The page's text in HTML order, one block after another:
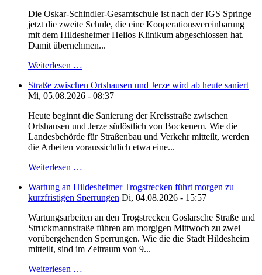
Die Oskar-Schindler-Gesamtschule ist nach der IGS Springe
jetzt die zweite Schule, die eine Kooperationsvereinbarung
mit dem Hildesheimer Helios Klinikum abgeschlossen hat.
Damit übernehmen...
Weiterlesen …
Straße zwischen Ortshausen und Jerze wird ab heute saniert
Mi, 05.08.2026 - 08:37
Heute beginnt die Sanierung der Kreisstraße zwischen
Ortshausen und Jerze südöstlich von Bockenem. Wie die
Landesbehörde für Straßenbau und Verkehr mitteilt, werden
die Arbeiten voraussichtlich etwa eine...
Weiterlesen …
Wartung an Hildesheimer Trogstrecken führt morgen zu
kurzfristigen Sperrungen Di, 04.08.2026 - 15:57
Wartungsarbeiten an den Trogstrecken Goslarsche Straße und
Struckmannstraße führen am morgigen Mittwoch zu zwei
vorübergehenden Sperrungen. Wie die die Stadt Hildesheim
mitteilt, sind im Zeitraum von 9...
Weiterlesen …